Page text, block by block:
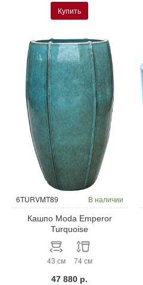
Купить
6TURVMT89 В наличии
Кашпо Moda Emperor
Turquoise
43 см 74 см
47 880 р.